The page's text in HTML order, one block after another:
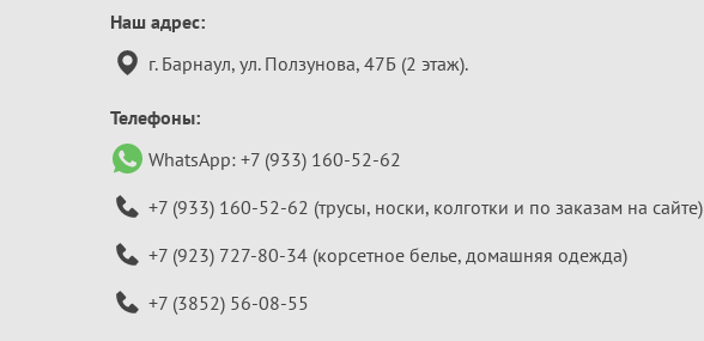
Контактная
информация
Наш адрес:
г. Барнаул, ул. Ползунова, 47Б (2 этаж).
Телефоны:
WhatsApp: +7 (933) 160-52-62
+7 (933) 160-52-62 (трусы, носки, колготки и по заказам на сайте)
+7 (923) 727-80-34 (корсетное белье, домашняя одежда)
+7 (3852) 56-08-55